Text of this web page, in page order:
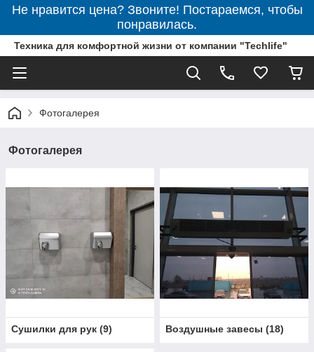
Не нравится цена? Звоните! Постараемся, чтобы
понравилась.
Техника для комфортной жизни от компании "Techlife"
Фотогалерея
Фотогалерея
Сушилки для рук (9) Воздушные завесы (18)